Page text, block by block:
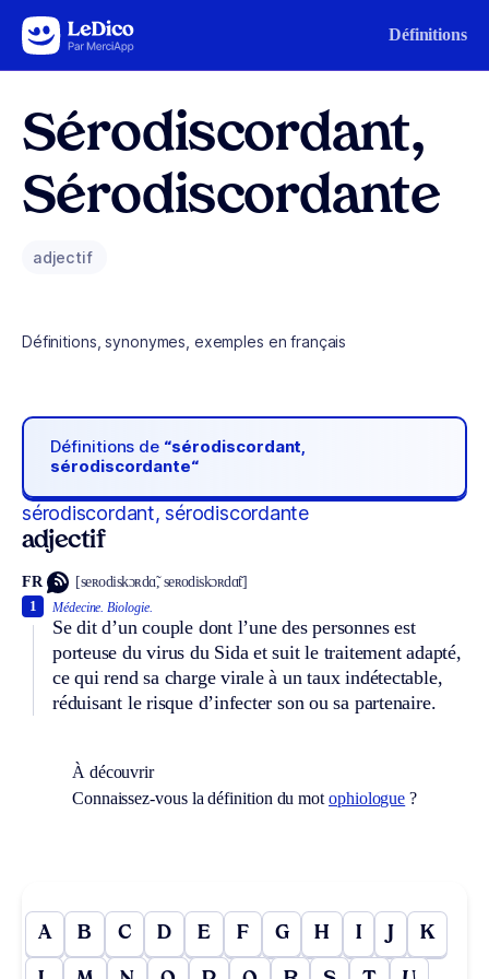
Aller au contenu Définitions
Sérodiscordant,
Sérodiscordante
adjectif
Définitions, synonymes, exemples en français
Définitions de “sérodiscordant,
sérodiscordante“
sérodiscordant, sérodiscordante
adjectif
FR [seʀodiskɔʀdɑ̃, seʀodiskɔʀdɑ̃t]
Médecine. Biologie.
Se dit d’un couple dont l’une des personnes est
porteuse du virus du Sida et suit le traitement adapté,
ce qui rend sa charge virale à un taux indétectable,
réduisant le risque d’infecter son ou sa partenaire.
1
À découvrir
Connaissez-vous la définition du mot ophiologue ?
A B C D E F G H I J K